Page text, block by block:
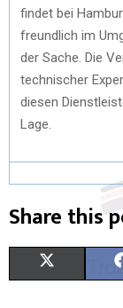
findet bei
freundlich im
der Sache. Die
technischer
diesen
Lage.
Share this